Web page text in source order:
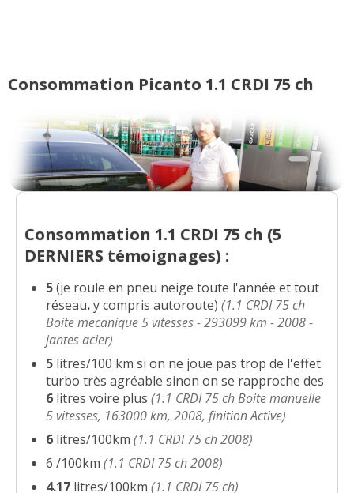
Consommation Picanto 1.1 CRDI 75 ch
Consommation 1.1 CRDI 75 ch (5
DERNIERS témoignages) :
5(je roule en pneu neige toute l'année et tout
réseau. y compris autoroute)(1.1 CRDI 75 ch
Boite mecanique 5 vitesses - 293099 km - 2008 -
jantes acier)
5 litres/100 km si on ne joue pas trop de l'effet
turbo très agréable sinon on se rapproche des
6 litres voire plus(1.1 CRDI 75 ch Boite manuelle
5 vitesses, 163000 km, 2008, finition Active)
6 litres/100km(1.1 CRDI 75 ch 2008)
6 /100km(1.1 CRDI 75 ch 2008)
4.17 litres/100km(1.1 CRDI 75 ch)